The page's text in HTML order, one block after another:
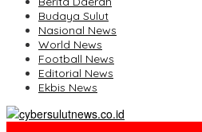
Budaya Sulut
Nasional News
World News
Football News
Editorial News
Ekbis News